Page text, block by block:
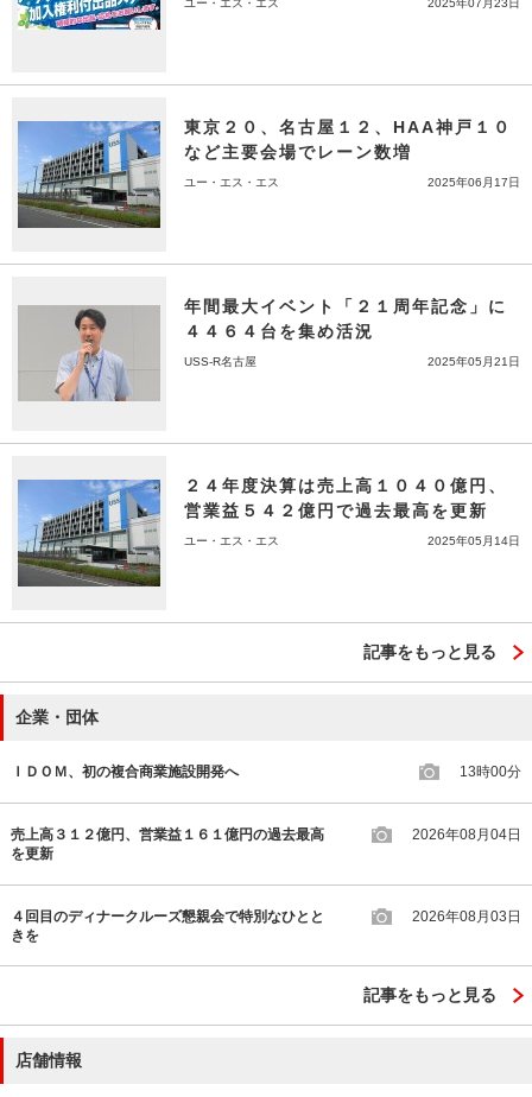
ユー・エス・エス 2025年07月23日
東京２０、名古屋１２、HAA神戸１０
など主要会場でレーン数増
ユー・エス・エス 2025年06月17日
年間最大イベント「２１周年記念」に
４４６４台を集め活況
USS-R名古屋 2025年05月21日
２４年度決算は売上高１０４０億円、
営業益５４２億円で過去最高を更新
ユー・エス・エス 2025年05月14日
記事をもっと見る
企業・団体
ＩＤＯＭ、初の複合商業施設開発へ 13時00分
売上高３１２億円、営業益１６１億円の過去最高
を更新
2026年08月04日
４回目のディナークルーズ懇親会で特別なひとと
きを
2026年08月03日
記事をもっと見る
店舗情報